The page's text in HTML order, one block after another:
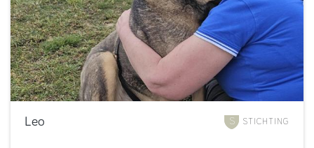
STICHTING
Leo